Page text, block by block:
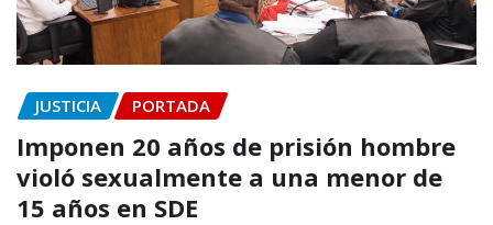
JUSTICIA PORTADA
Imponen 20 años de prisión hombre
violó sexualmente a una menor de
15 años en SDE